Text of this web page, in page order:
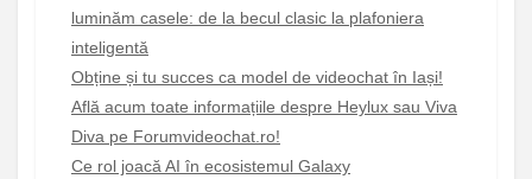
luminăm casele: de la becul clasic la plafoniera
inteligentă
Obține și tu succes ca model de videochat în Iași!
Află acum toate informațiile despre Heylux sau Viva
Diva pe Forumvideochat.ro!
Ce rol joacă AI în ecosistemul Galaxy